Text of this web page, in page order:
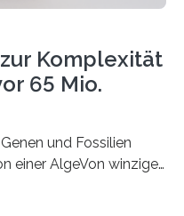
Komplexität
65 Mio.
und Fossilien
einer AlgeVon winzigen